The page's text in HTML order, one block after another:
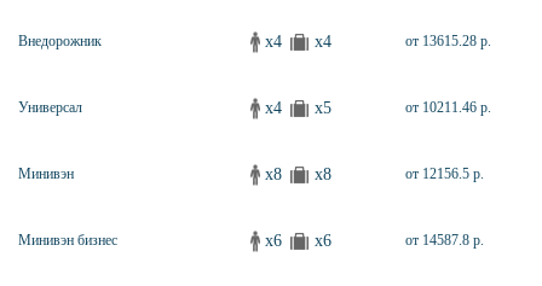
Внедорожник x4 x4 от 13615.28 р.
Универсал x4 x5 от 10211.46 р.
Минивэн x8 x8 от 12156.5 р.
Минивэн бизнес x6 x6 от 14587.8 р.